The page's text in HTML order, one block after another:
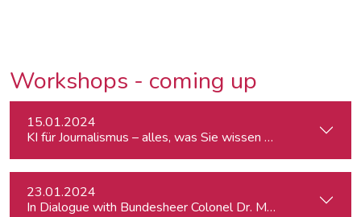
Workshops - coming up
15.01.2024
KI für Journalismus – alles, was Sie wissen müssen
23.01.2024
In Dialogue with Bundesheer Colonel Dr. Markus Reisner